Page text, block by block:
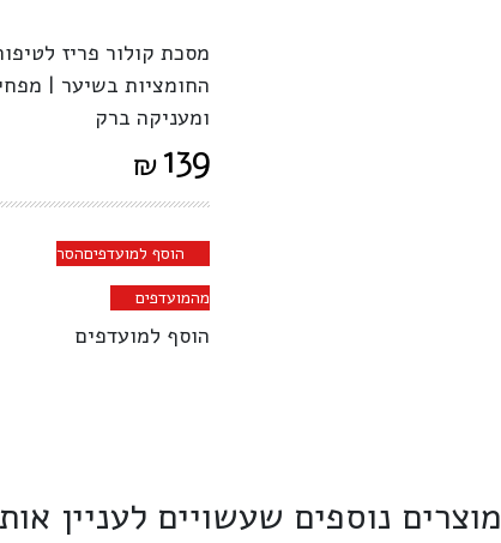
מסכת קולור פריז
החומציות בשיער |
ומעניקה ברק
₪139
הוסף למועדפיםהסר
מהמועדפים
הוסף למועדפים
מוצרים נוספים שעשויים לעניין